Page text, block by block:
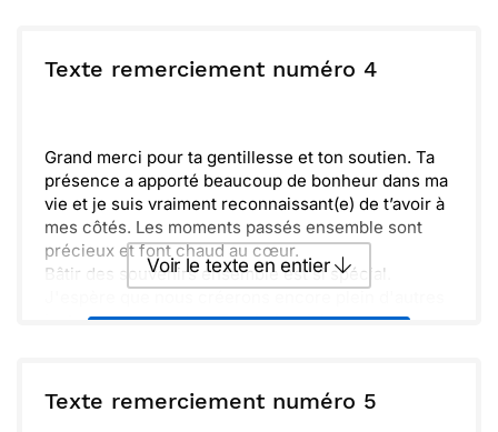
Merci encore pour tout, j'ai hâte de vivre d'autres
aventures ensemble. Prenons le temps de célébrer
ou : Copier Recevoir par mail
Texte remerciement numéro 4
Grand merci pour ta gentillesse et ton soutien. Ta
présence a apporté beaucoup de bonheur dans ma
vie et je suis vraiment reconnaissant(e) de t’avoir à
mes côtés. Les moments passés ensemble sont
précieux et font chaud au cœur.
Bâtir des souvenirs ensemble est si spécial.
instants mémorables. Ta générosité et ta
avec toi et d'enrichir notre lien. À très bientôt, avec
toute mon amitié.
Voir le texte en entier
ou : Copier Recevoir par mail
Texte remerciement numéro 5